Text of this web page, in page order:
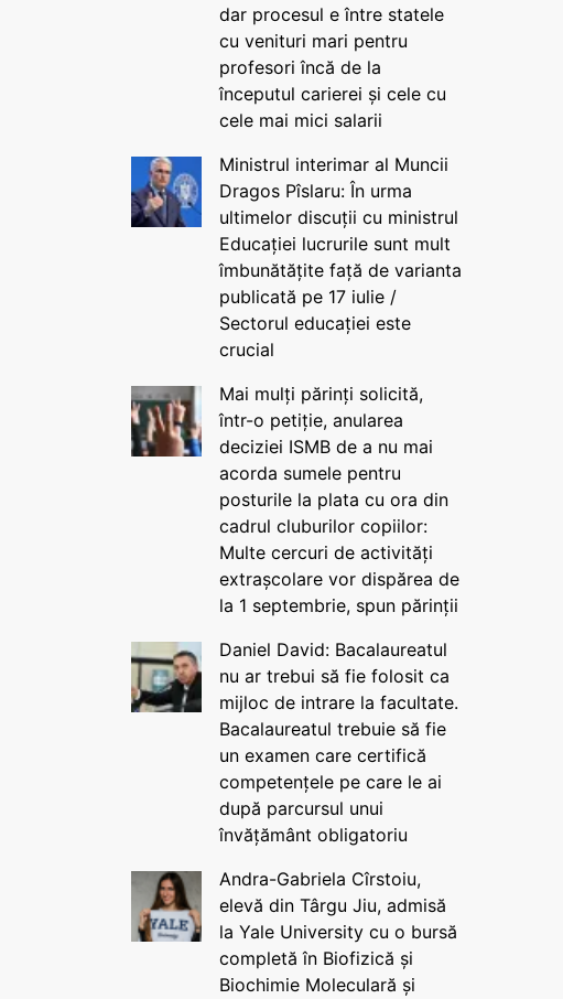
dar procesul e între statele
cu venituri mari pentru
profesori încă de la
începutul carierei și cele cu
cele mai mici salarii
Ministrul interimar al Muncii
Dragos Pîslaru: În urma
ultimelor discuții cu ministrul
Educației lucrurile sunt mult
îmbunătățite față de varianta
publicată pe 17 iulie /
Sectorul educației este
crucial
Mai mulți părinți solicită,
într-o petiție, anularea
deciziei ISMB de a nu mai
acorda sumele pentru
posturile la plata cu ora din
cadrul cluburilor copiilor:
Multe cercuri de activități
extrașcolare vor dispărea de
la 1 septembrie, spun părinții
Daniel David: Bacalaureatul
nu ar trebui să fie folosit ca
mijloc de intrare la facultate.
Bacalaureatul trebuie să fie
un examen care certifică
competențele pe care le ai
după parcursul unui
învățământ obligatoriu
Andra-Gabriela Cîrstoiu,
elevă din Târgu Jiu, admisă
la Yale University cu o bursă
completă în Biofizică și
Biochimie Moleculară și